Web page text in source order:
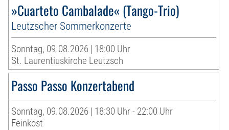
»Cuarteto Cambalade« (Tango-Trio)
Leutzscher Sommerkonzerte
Sonntag, 09.08.2026 | 18:00 Uhr
St. Laurentiuskirche Leutzsch
Passo Passo Konzertabend
Sonntag, 09.08.2026 | 18:30 Uhr - 22:00 Uhr
Feinkost